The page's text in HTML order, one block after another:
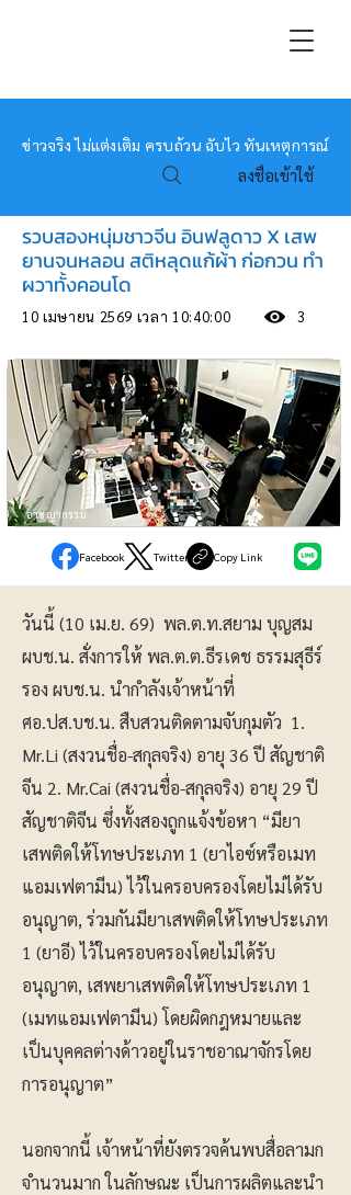
หมอข่าว
ข่าวจริง ไม่แต่งเติม ครบถ้วน ฉับไว ทันเหตุการณ์
ลงชื่อเข้าใช้
รวบสองหนุ่มชาวจีน อินฟลูดาว X เสพ
ยานจนหลอน สติหลุดแก้ผ้า ก่อกวน ทำ
ผวาทั้งคอนโด
10 เมษายน 2569 เวลา 10:40:00 3
อาชญากรรม
Facebook Twitter Copy Link
วันนี้ (10 เม.ย. 69) พล.ต.ท.สยาม บุญสม
ผบช.น. สั่งการให้ พล.ต.ต.ธีรเดช ธรรมสุธีร์
รอง ผบช.น. นำกำลังเจ้าหน้าที่
ศอ.ปส.บช.น. สืบสวนติดตามจับกุมตัว ​1.
Mr.Li (สงวนชื่อ-สกุลจริง) อายุ 36 ปี สัญชาติ
จีน ​2. Mr.Cai (สงวนชื่อ-สกุลจริง) อายุ 29 ปี
สัญชาติจีน ซึ่งทั้งสองถูกแจ้งข้อหา “มียา
เสพติดให้โทษประเภท 1 (ยาไอซ์หรือเมท
แอมเฟตามีน) ไว้ในครอบครองโดยไม่ได้รับ
อนุญาต, ร่วมกันมียาเสพติดให้โทษประเภท
1 (ยาอี) ไว้ในครอบครองโดยไม่ได้รับ
อนุญาต, เสพยาเสพติดให้โทษประเภท 1
(เมทแอมเฟตามีน) โดยผิดกฎหมายและ
เป็นบุคคลต่างด้าวอยู่ในราชอาณาจักรโดย
การอนุญาต”
นอกจากนี้ เจ้าหน้าที่ยังตรวจค้นพบสื่อลามก
จำนวนมาก ในลักษณะ เป็นการผลิตและนำ